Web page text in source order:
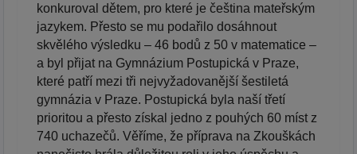
konkuroval dětem, pro které je čeština mateřským
jazykem. Přesto se mu podařilo dosáhnout
skvělého výsledku – 46 bodů z 50 v matematice –
a byl přijat na Gymnázium Postupická v Praze,
které patří mezi tři nejvyžadovanější šestiletá
gymnázia v Praze. Postupická byla naší třetí
prioritou a přesto získal jedno z pouhých 60 míst z
740 uchazečů. Věříme, že příprava na Zkouškách